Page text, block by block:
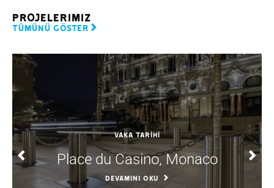
Projelerimiz
TÜMÜNÜ GÖSTER
VAKA TARİHİ
Place du Casino, Monaco
DEVAMINI OKU